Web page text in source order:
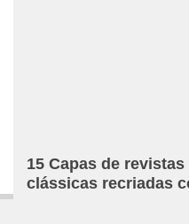
15 Capas de
clássicas recriadas